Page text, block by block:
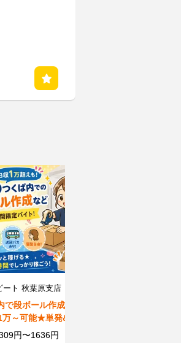
ト 秋葉原支店【02】
で段ボール作成作
～可能★単発&短期
・私服OK！シンプル
円〜1636円